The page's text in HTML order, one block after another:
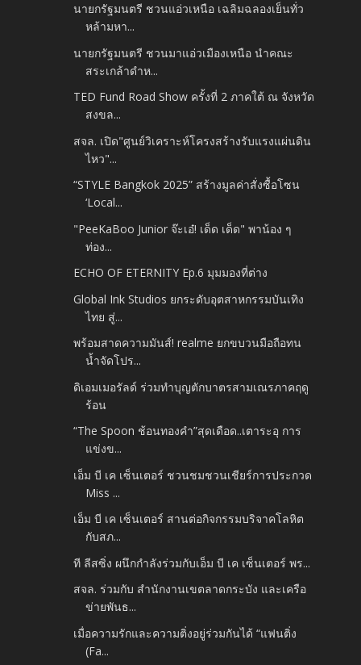
นายกรัฐมนตรี ชวนแอ่วเหนือ เฉลิมฉลองเย็นทั่ว
หล้ามหา...
นายกรัฐมนตรี ชวนมาแอ่วเมืองเหนือ นำคณะ
สระเกล้าดำห...
TED Fund Road Show ครั้งที่ 2 ภาคใต้ ณ จังหวัด
สงขล...
สจล. เปิด"ศูนย์วิเคราะห์โครงสร้างรับแรงแผ่นดิน
ไหว"...
“STYLE Bangkok 2025” สร้างมูลค่าสั่งซื้อโซน
‘Local...
"PeeKaBoo Junior จ๊ะเอ๋! เด็ด เด็ด" พาน้อง ๆ
ท่อง...
ECHO OF ETERNITY Ep.6 มุมมองที่ต่าง
Global Ink Studios ยกระดับอุตสาหกรรมบันเทิง
ไทย สู่...
พร้อมสาดความมันส์! realme ยกขบวนมือถือทน
น้ำจัดโปร...
ดิเอมเมอรัลด์ ร่วมทำบุญตักบาตรสามเณรภาคฤดู
ร้อน
“The Spoon ช้อนทองคำ”สุดเดือด..เตาระอุ การ
แข่งข...
เอ็ม บี เค เซ็นเตอร์ ชวนชมชวนเชียร์การประกวด
Miss ...
เอ็ม บี เค เซ็นเตอร์ สานต่อกิจกรรมบริจาคโลหิต
กับสภ...
ที ลีสซิ่ง ผนึกกำลังร่วมกับเอ็ม บี เค เซ็นเตอร์ พร...
สจล. ร่วมกับ สำนักงานเขตลาดกระบัง และเครือ
ข่ายพันธ...
เมื่อความรักและความติ่งอยู่ร่วมกันได้ “แฟนติ่ง
(Fa...